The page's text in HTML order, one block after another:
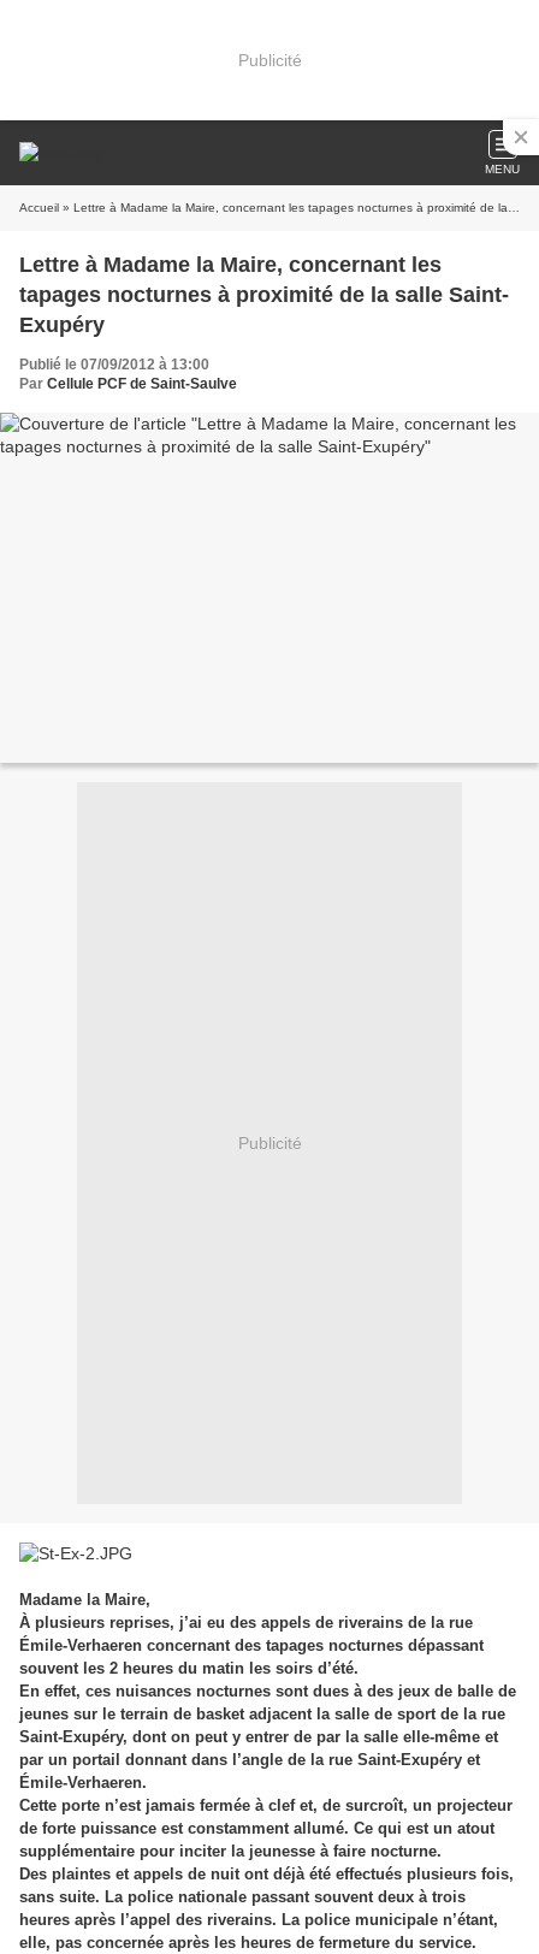
Publicité
MENU
Accueil » Lettre à Madame la Maire, concernant les tapages nocturnes à proximité de la salle Saint-Exupéry
Lettre à Madame la Maire, concernant les
tapages nocturnes à proximité de la salle Saint-
Exupéry
Publié le 07/09/2012 à 13:00
Par Cellule PCF de Saint-Saulve
Publicité
Madame la Maire,
À plusieurs reprises, j’ai eu des appels de riverains de la rue
Émile-Verhaeren concernant des tapages nocturnes dépassant
souvent les 2 heures du matin les soirs d’été.
En effet, ces nuisances nocturnes sont dues à des jeux de balle de
jeunes sur le terrain de basket adjacent la salle de sport de la rue
Saint-Exupéry, dont on peut y entrer de par la salle elle-même et
par un portail donnant dans l’angle de la rue Saint-Exupéry et
Émile-Verhaeren.
Cette porte n’est jamais fermée à clef et, de surcroît, un projecteur
de forte puissance est constamment allumé. Ce qui est un atout
supplémentaire pour inciter la jeunesse à faire nocturne.
Des plaintes et appels de nuit ont déjà été effectués plusieurs fois,
sans suite. La police nationale passant souvent deux à trois
heures après l’appel des riverains. La police municipale n’étant,
elle, pas concernée après les heures de fermeture du service.